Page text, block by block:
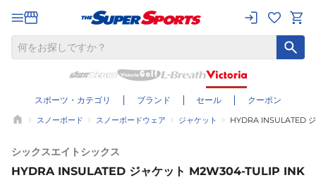
スポーツ・カテゴリ ブランド セール クーポン
スノーボード スノーボードウェア ジャケット HYDRA INSULATED
シックスエイトシックス
HYDRA INSULATED ジャケット M2W304-TULIP INK